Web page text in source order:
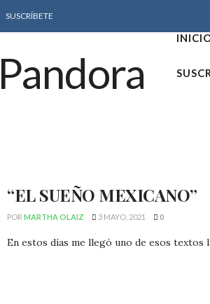
SUSCRÍBETE
“EL SUEÑO MEXICANO”
POR MARTHA OLAIZ 3 MAYO, 2021 0
En estos días me llegó uno de esos textos